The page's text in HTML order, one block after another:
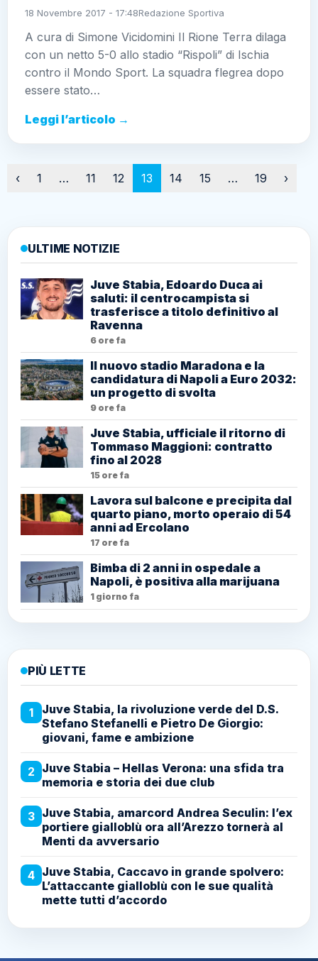
18 Novembre 2017 - 17:48Redazione Sportiva
A cura di Simone Vicidomini Il Rione Terra dilaga
con un netto 5-0 allo stadio “Rispoli” di Ischia
contro il Mondo Sport. La squadra flegrea dopo
essere stato…
Leggi l’articolo →
Paginazione
‹ 1 … 11 12 13 14 15 … 19 ›
ULTIME NOTIZIE
Juve Stabia, Edoardo Duca ai
saluti: il centrocampista si
trasferisce a titolo definitivo al
Ravenna
6 ore fa
Il nuovo stadio Maradona e la
candidatura di Napoli a Euro 2032:
un progetto di svolta
9 ore fa
Juve Stabia, ufficiale il ritorno di
Tommaso Maggioni: contratto
fino al 2028
15 ore fa
Lavora sul balcone e precipita dal
quarto piano, morto operaio di 54
anni ad Ercolano
17 ore fa
Bimba di 2 anni in ospedale a
Napoli, è positiva alla marijuana
1 giorno fa
PIÙ LETTE
1
Juve Stabia, la rivoluzione verde del D.S.
Stefano Stefanelli e Pietro De Giorgio:
giovani, fame e ambizione
2 Juve Stabia – Hellas Verona: una sfida tra
memoria e storia dei due club
3 Juve Stabia, amarcord Andrea Seculin: l’ex
portiere gialloblù ora all’Arezzo tornerà al
Menti da avversario
4 Juve Stabia, Caccavo in grande spolvero:
L’attaccante gialloblù con le sue qualità
mette tutti d’accordo